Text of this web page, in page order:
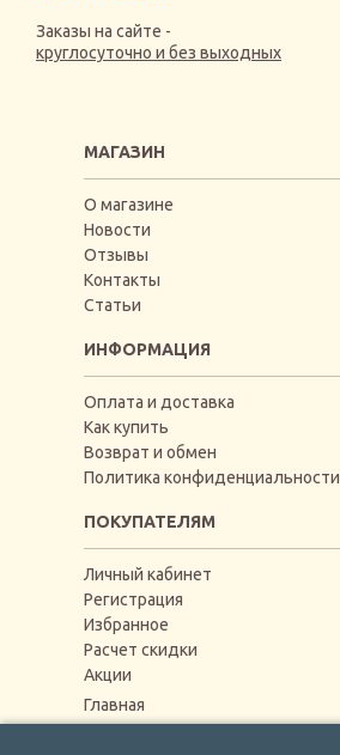
Заказы на сайте -
круглосуточно и без выходных
МАГАЗИН
О магазине
Новости
Отзывы
Контакты
Статьи
ИНФОРМАЦИЯ
Оплата и доставка
Как купить
Возврат и обмен
Политика конфиденциальности
ПОКУПАТЕЛЯМ
Личный кабинет
Регистрация
Избранное
Расчет скидки
Акции
Главная